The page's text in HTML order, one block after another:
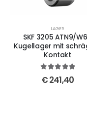
LAGER
SKF 3205 ATN9/
Kugellager mit
Kontakt
out of 5
€241,40